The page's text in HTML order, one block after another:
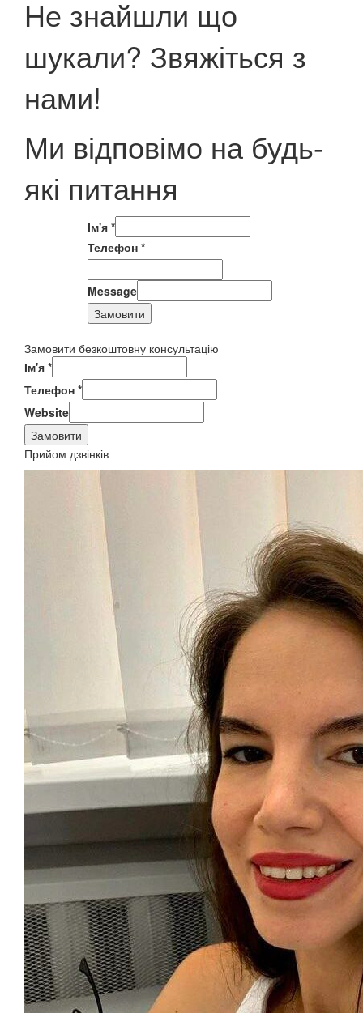
Не знайшли що
шукали? Звяжіться з
нами!
Ми відповімо на будь-
які питання
Ім'я *
Телефон *
Message
Замовити
Замовити безкоштовну консультацію
Ім'я *
Телефон *
Website
Замовити
Прийом дзвінків